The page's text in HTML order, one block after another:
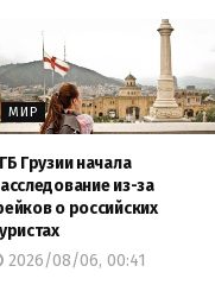
МИР
Грузии начала
из-за
о российских
2026/08/06, 00:41